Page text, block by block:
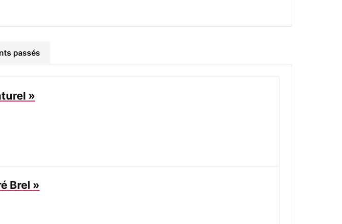
passés
»
Brel »